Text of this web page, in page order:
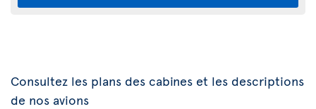
Consultez les plans des cabines et les descriptions
de nos avions